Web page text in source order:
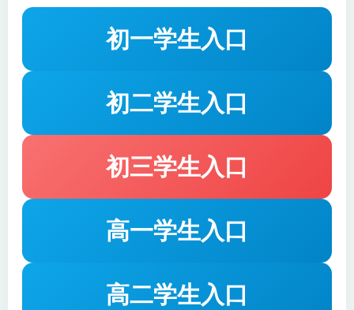
园子》《草船借箭》《景阳冈》《威尼斯的小艇》
《杨氏之子》等经典课文，引导学生深入理解文本内
涵，感受语言的魅力。同时，课程还融入了汉字文
化、人物描写、爱国情感等多个主题，拓宽学生的知
学习目标：
通过本课程的学习，学生将能够熟练掌握
语文基础知识，提高阅读理解能力，学会运用多种表
达方式进行写作，增强口头表达与交流能力。此外，
课程还将帮助学生建立良好的学习习惯，培养自主学
习的能力，为今后的学习打下坚实基础。
初一学生入口
初二学生入口
初三学生入口
高一学生入口
高二学生入口